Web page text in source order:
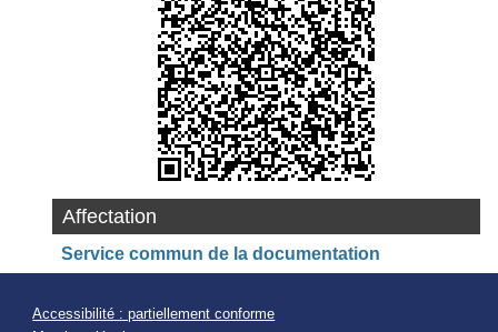
Affectation
Service commun de la documentation
Accessibilité : partiellement conforme